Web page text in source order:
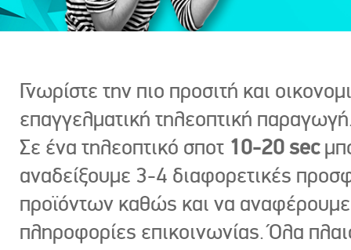
Γνωρίστε την πιο προσιτή και
επαγγελματική τηλεοπτική
Σε ένα τηλεοπτικό σποτ 10-20 sec
αναδείξουμε 3-4 διαφορετικές
προϊόντων καθώς και να
πληροφορίες επικοινωνίας. Όλα